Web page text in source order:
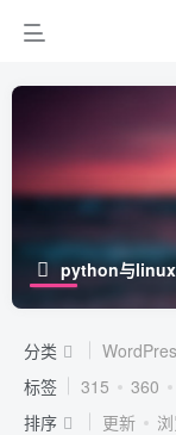
python与linux
分类
标签
315 360
排序
更新